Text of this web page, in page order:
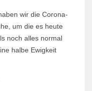
wir die Corona-
um die es heute
noch alles normal
halbe Ewigkeit